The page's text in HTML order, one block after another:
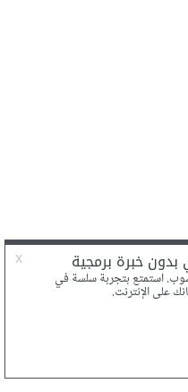
الاعتيادي، وإعادة
التي تحتويه.
سنضيف قواعد التنسيق